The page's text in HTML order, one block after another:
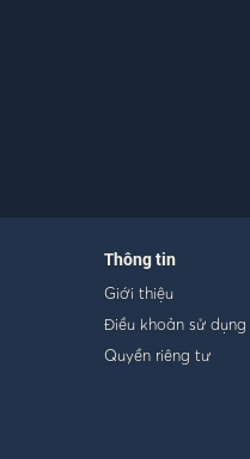
Thông tin
Giới thiệu
Điều khoản sử dụng
Quyền riêng tư